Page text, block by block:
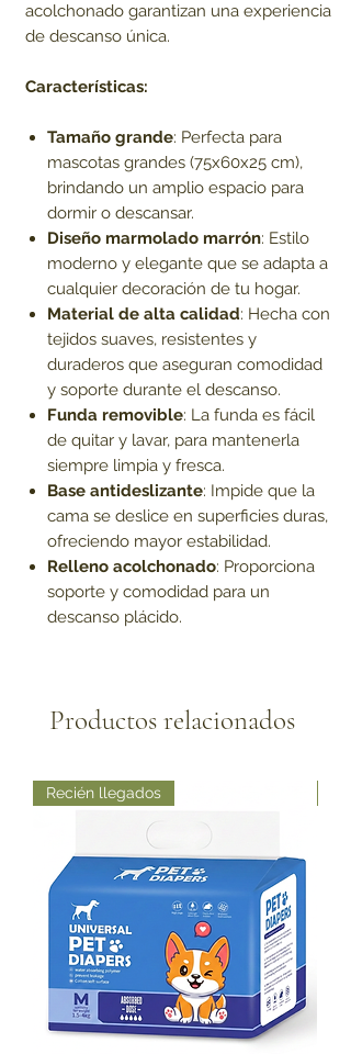
acolchonado garantizan una experiencia
de descanso única.
Características:
Tamaño grande: Perfecta para
mascotas grandes (75x60x25 cm),
brindando un amplio espacio para
dormir o descansar.
Diseño marmolado marrón: Estilo
moderno y elegante que se adapta a
cualquier decoración de tu hogar.
Material de alta calidad: Hecha con
tejidos suaves, resistentes y
duraderos que aseguran comodidad
y soporte durante el descanso.
Funda removible: La funda es fácil
de quitar y lavar, para mantenerla
siempre limpia y fresca.
Base antideslizante: Impide que la
cama se deslice en superficies duras,
ofreciendo mayor estabilidad.
Relleno acolchonado: Proporciona
soporte y comodidad para un
descanso plácido.
Productos relacionados
Recién llegados